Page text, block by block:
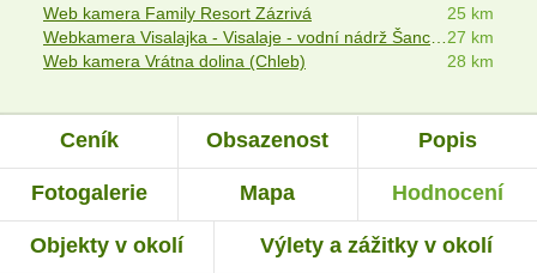
Web kamera Family Resort Zázrivá
25 km
27 km
Web kamera Vrátna dolina (Chleb)
28 km
Ceník Obsazenost Popis
Fotogalerie Mapa Hodnocení
Objekty v okolí Výlety a zážitky v okolí